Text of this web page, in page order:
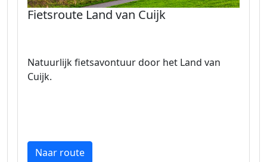
Fietsroute Land van Cuijk
Natuurlijk fietsavontuur door het Land van
Cuijk.
Naar route